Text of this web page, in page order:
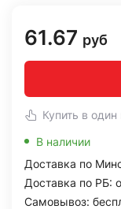
61.67 руб
Купить в один
В наличии
Доставка по
Доставка по РБ:
Самовывоз: